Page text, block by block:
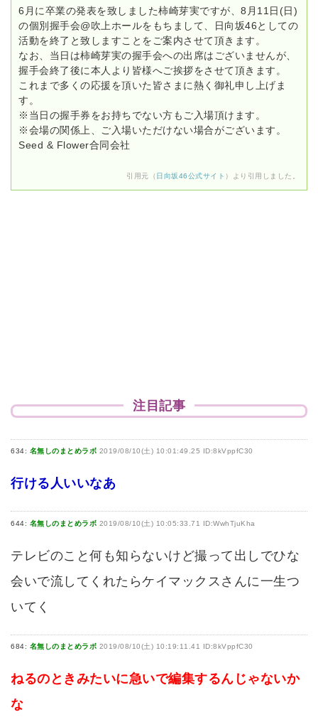
6月に卒業の発表を致しました柿崎芽実ですが、8月11日(日)
の個別握手会@吹上ホールをもちまして、日向坂46としての
活動を終了と致しますことをご案内させて頂きます。
なお、当日は柿崎芽実の握手会への出席はございませんが、
握手会終了後に本人より皆様へご挨拶をさせて頂きます。
これまで多くの応援を頂いた皆さまに熱く御礼申し上げま
す。
※当日の握手券をお持ちでない方もご入場頂けます。
※会場の関係上、ご入場いただけない場合がございます。
Seed & Flower合同会社
引用元（ 日向坂46公式サイト ）より引用しました。
注目記事
634: 名無しのまとめラボ 2019/08/10(土) 10:01:49.25 ID:8kVppfC30
行ける人いいなあ
644: 名無しのまとめラボ 2019/08/10(土) 10:05:33.71 ID:WwhTjuKha
テレビのこと何も知らないけど撮って出しでひな
会いで流してくれたらケイマックスさんに一生つ
いてく
684: 名無しのまとめラボ 2019/08/10(土) 10:19:11.41 ID:8kVppfC30
ねるのときみたいに急いで編集するんじゃないか
な